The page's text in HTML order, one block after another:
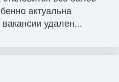
актуальна
удален...